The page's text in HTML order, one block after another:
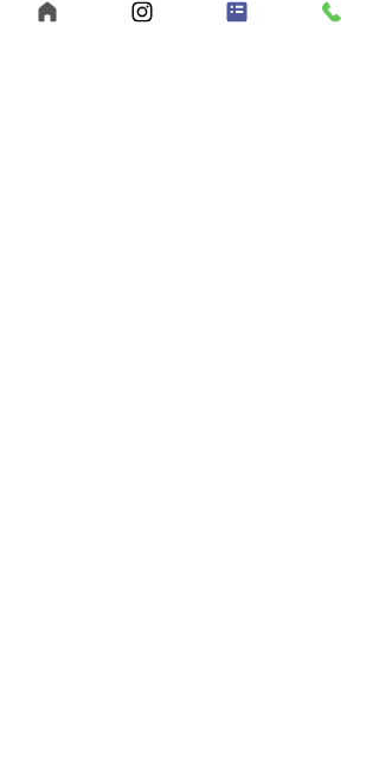
多機能型事業所
児童指導員募集保育士募集